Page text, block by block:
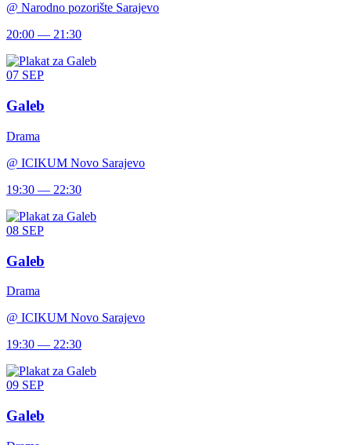
@ Narodno pozorište Sarajevo
20:00 — 21:30
07 SEP
Galeb
Drama
@ ICIKUM Novo Sarajevo
19:30 — 22:30
08 SEP
Galeb
Drama
@ ICIKUM Novo Sarajevo
19:30 — 22:30
09 SEP
Galeb